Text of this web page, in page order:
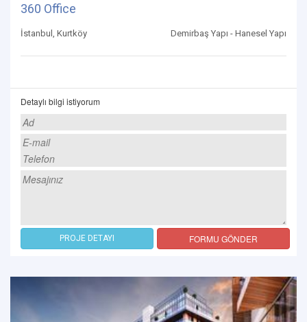
360 Office
İstanbul, Kurtköy Demirbaş Yapı - Hanesel Yapı
Detaylı bilgi istiyorum
PROJE DETAYI FORMU GÖNDER